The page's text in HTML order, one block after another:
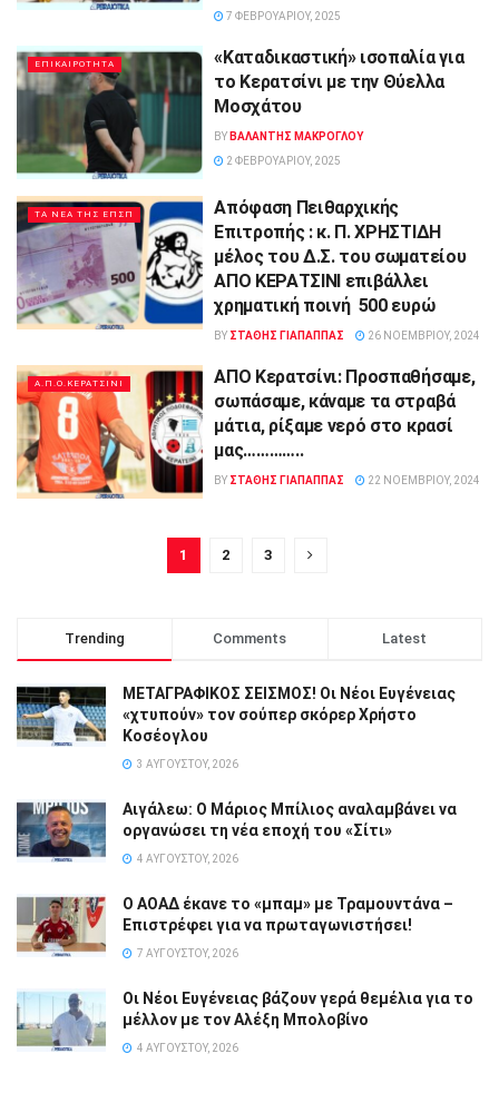
7 ΦΕΒΡΟΥΑΡΊΟΥ, 2025
ΕΠΙΚΑΙΡΟΤΗΤΑ
«Καταδικαστική» ισοπαλία για
το Κερατσίνι με την Θύελλα
Μοσχάτου
BY ΒΑΛΑΝΤΗΣ ΜΑΚΡΟΓΛΟΥ
2 ΦΕΒΡΟΥΑΡΊΟΥ, 2025
ΤΑ ΝΕΑ ΤΗΣ ΕΠΣΠ
Απόφαση Πειθαρχικής
Επιτροπής : κ. Π. ΧΡΗΣΤΙΔΗ
μέλος του Δ.Σ. του σωματείου
ΑΠΟ ΚΕΡΑΤΣΙΝΙ επιβάλλει
χρηματική ποινή 500 ευρώ
BY ΣΤΑΘΗΣ ΓΊΑΠΑΠΠΑΣ 26 ΝΟΕΜΒΡΊΟΥ, 2024
Α.Π.Ο.ΚΕΡΑΤΣΙΝΙ
ΑΠΟ Κερατσίνι: Προσπαθήσαμε,
σωπάσαμε, κάναμε τα στραβά
μάτια, ρίξαμε νερό στο κρασί
μας…………..
BY ΣΤΑΘΗΣ ΓΊΑΠΑΠΠΑΣ 22 ΝΟΕΜΒΡΊΟΥ, 2024
1 2 3
Trending Comments Latest
ΜΕΤΑΓΡΑΦΙΚΟΣ ΣΕΙΣΜΟΣ! Οι Νέοι Ευγένειας
«χτυπούν» τον σούπερ σκόρερ Χρήστο
Κοσέογλου
3 ΑΥΓΟΎΣΤΟΥ, 2026
Αιγάλεω: Ο Μάριος Μπίλιος αναλαμβάνει να
οργανώσει τη νέα εποχή του «Σίτι»
4 ΑΥΓΟΎΣΤΟΥ, 2026
Ο ΑΟΑΔ έκανε το «μπαμ» με Τραμουντάνα –
Επιστρέφει για να πρωταγωνιστήσει!
7 ΑΥΓΟΎΣΤΟΥ, 2026
Οι Νέοι Ευγένειας βάζουν γερά θεμέλια για το
μέλλον με τον Αλέξη Μπολοβίνο
4 ΑΥΓΟΎΣΤΟΥ, 2026